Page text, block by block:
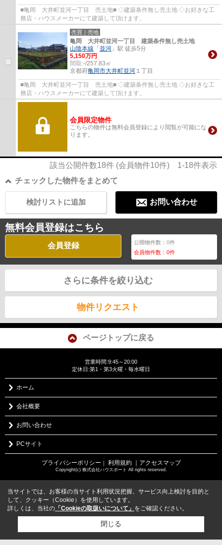
■亀岡 大井町並河一丁目 売土地■ ◇建築条件無し売土地 ◇お好きな工
務店・ハウスメーカーにて建築して頂けます。
売買｜売地
亀岡 大井町並河一丁目 建築条件無し売土地
山陰本線 「並河 」駅 徒歩5分
5,150万円
間取:-/257.83㎡
京都府亀岡市大井町並河 １丁目
■亀岡 大井町並河一丁目 売土地■ ◇建築条件無し売土地 ◇お好きな工
務店・ハウスメーカーにて建築して頂けます。
会員限定物件
こちらの物件は無料会員登録により閲覧が可能にな
ります。
該当公開件数18件 (会員物件10件) 1-18件表示
チェックした物件をまとめて
お問い合わせ
検討リストに追加
無料会員登録はこちら
会員登録 公開物件数：0件
会員物件数：0件
さらに条件を絞り込む
物件リクエスト
ページトップに戻る
営業時間:9:45～20:00
定休日:第1・第3火曜・毎水曜日
ホーム
会社概要
お問い合わせ
PCサイト
プライバシーポリシー ｜ 利用規約 ｜アクセスマップ
Copyright(c) 株式会社ハウスポート All rights reserved.
当サイトでは、お客様の当サイト利用状況把握、サービス向上検討を目的と
して、クッキー（Cookie）を使用しています。
詳しくは、当社の 「Cookieの取扱いについて」 をご確認ください。
閉じる